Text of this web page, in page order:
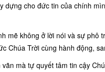
dựng cho đức tin của chính
mẽ không ở lời nói và sự phô
Chúa Trời cùng hành động,
mà tự quyết tâm tin cậy